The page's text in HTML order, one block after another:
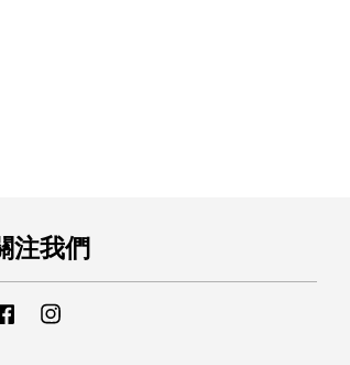
注我們
Facebook